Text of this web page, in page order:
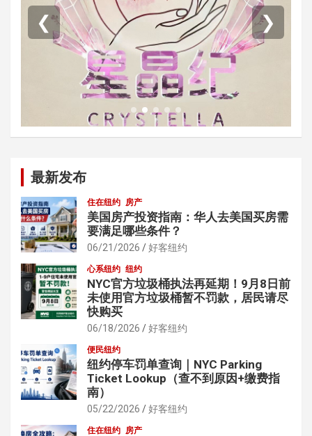
❮ ❯
最新发布
住在纽约 房产
美国房产投资指南：华人去美国买房需
要满足哪些条件？
06/21/2026 好客纽约
心系纽约 纽约
NYC官方垃圾桶执法再延期！9月8日前
未使用官方垃圾桶暂不罚款，居民请尽
快购买
06/18/2026 好客纽约
便民纽约
纽约停车罚单查询｜NYC Parking
Ticket Lookup（查不到原因+缴费指
南）
05/22/2026 好客纽约
住在纽约 房产